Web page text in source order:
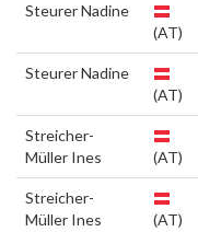
Steurer Nadine
(AT)
Steurer Nadine
(AT)
Streicher-
Müller Ines
(AT)
Streicher-
Müller Ines
(AT)